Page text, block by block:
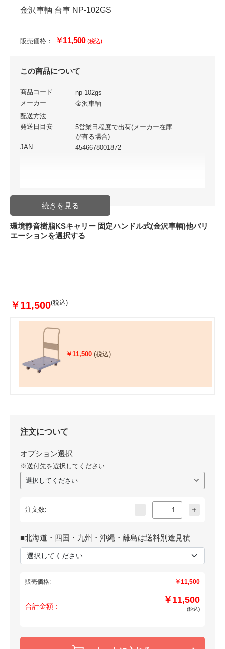
金沢車輌 台車 NP-102GS
販売価格： ￥11,500(税込)
この商品について
商品コード
np-102gs
メーカー
金沢車輌
配送方法
発送日目安
5営業日程度で出荷(メーカー在庫
が有る場合)
JAN
4546678001872
環境静音樹脂KSキャリー 固定ハンドル式(金沢車輌)他バリ
エーションを選択する
￥11,500(税込)
￥11,500 (税込)
注文について
オプション選択
※送付先を選択してください
注文数:
■北海道・四国・九州・沖縄・離島は送料別途見積
販売価格: ￥11,500
合計金額：
￥11,500
(税込)